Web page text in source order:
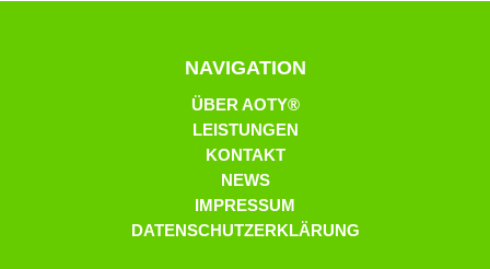
NAVIGATION
ÜBER AOTY®
LEISTUNGEN
KONTAKT
NEWS
IMPRESSUM
DATENSCHUTZERKLÄRUNG